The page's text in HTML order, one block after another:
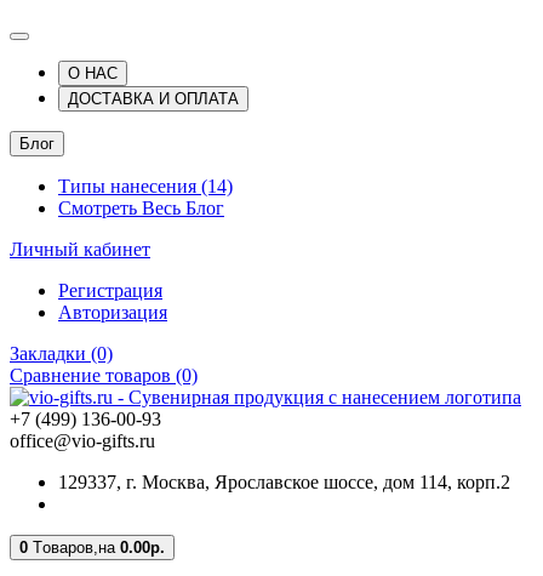
О НАС
ДОСТАВКА И ОПЛАТА
Блог
Типы нанесения (14)
Смотреть Весь Блог
Личный кабинет
Регистрация
Авторизация
Закладки (0)
Сравнение товаров (0)
+7 (499) 136-00-93
office@vio-gifts.ru
129337, г. Москва, Ярославское шоссе, дом 114, корп.2
0 Tоваров,на 0.00р.